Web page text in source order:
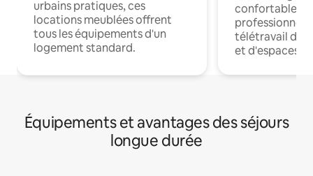
urbains pratiques, ces
locations meublées offrent
tous les équipements d'un
logement standard.
confortables
professionnels
télétravail
et d'espaces
Équipements et avantages des séjours
longue durée